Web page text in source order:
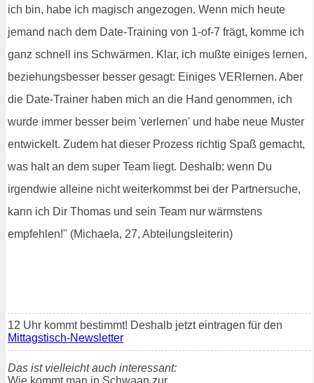
ich bin, habe ich magisch angezogen. Wenn mich heute
jemand nach dem Date-Training von 1-of-7 frägt, komme ich
ganz schnell ins Schwärmen. Klar, ich mußte einiges lernen,
beziehungsbesser besser gesagt: Einiges VERlernen. Aber
die Date-Trainer haben mich an die Hand genommen, ich
wurde immer besser beim 'verlernen' und habe neue Muster
entwickelt. Zudem hat dieser Prozess richtig Spaß gemacht,
was halt an dem super Team liegt. Deshalb: wenn Du
irgendwie alleine nicht weiterkommst bei der Partnersuche,
kann ich Dir Thomas und sein Team nur wärmstens
empfehlen!" (Michaela, 27, Abteilungsleiterin)
12 Uhr kommt bestimmt! Deshalb jetzt eintragen für den
Mittagstisch-Newsletter
Das ist vielleicht auch interessant:
Wie kommt man in Schwaan zur